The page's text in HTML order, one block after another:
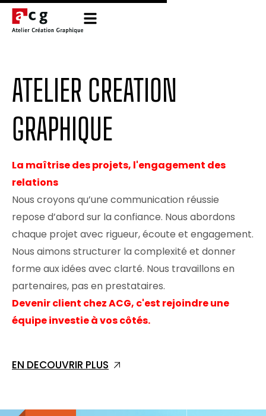
ATELIER CREATION
GRAPHIQUE
La maîtrise des projets, l'engagement des
relations
Nous croyons qu’une communication réussie
repose d’abord sur la confiance. Nous abordons
chaque projet avec rigueur, écoute et engagement.
Nous aimons structurer la complexité et donner
forme aux idées avec clarté. Nous travaillons en
partenaires, pas en prestataires.
Devenir client chez ACG, c'est rejoindre une
équipe investie à vos côtés.
EN DECOUVRIR PLUS